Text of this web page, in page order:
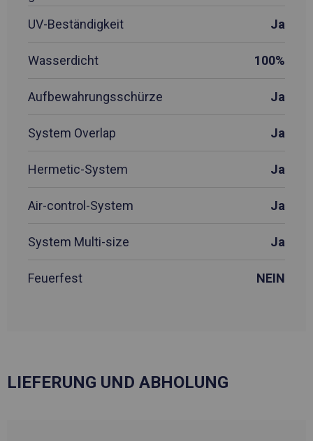
UV-Beständigkeit
Ja
Wasserdicht 100%
Aufbewahrungsschürze Ja
System Overlap Ja
Hermetic-System Ja
Air-control-System Ja
System Multi-size Ja
Feuerfest NEIN
LIEFERUNG UND ABHOLUNG